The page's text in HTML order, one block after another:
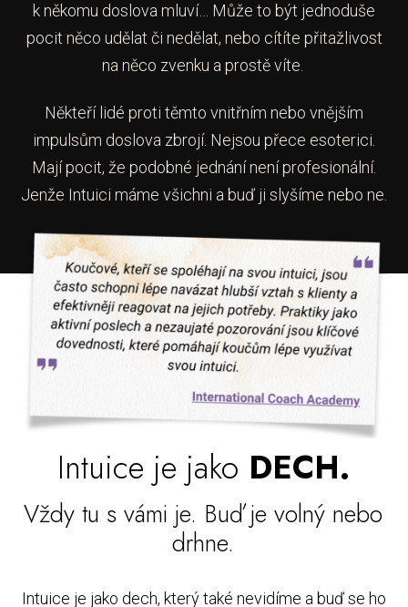
k někomu doslova mluví… Může to být jednoduše
pocit něco udělat či nedělat, nebo cítíte přitažlivost
na něco zvenku a prostě víte.
Někteří lidé proti těmto vnitřním nebo vnějším
impulsům doslova zbrojí. Nejsou přece esoterici.
Mají pocit, že podobné jednání není profesionální.
Jenže Intuici máme všichni a buď ji slyšíme nebo ne.
Intuice je jako DECH.
Vždy tu s vámi je. Buď je volný nebo
drhne.
Intuice je jako dech, který také nevidíme a buď se ho